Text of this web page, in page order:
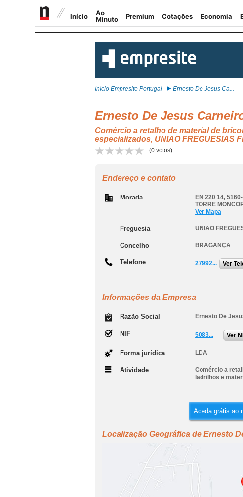
Início Empresite Portugal Ernesto De Jesus Ca...
Ernesto De Jesus
Comércio a retalho de material de
especializados, UNIAO FREGUESIAS
(0 votos)
Endereço e contato
Morada EN 220 14,
TORRE
Ver Mapa
Freguesia UNIAO
Concelho BRAGANÇA
Telefone 27992... Ver
Informações da Empresa
Razão Social Ernesto De
NIF 5083... Ver
Forma jurídica LDA
Atividade
Comércio a
ladrilhos e
Aceda grátis ao
Localização Geográfica de Ernesto